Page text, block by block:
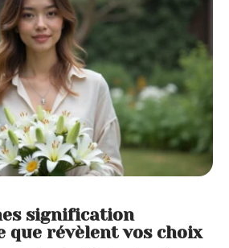
signification
que révèlent vos choix